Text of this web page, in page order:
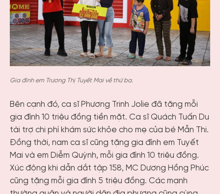
Gia đình em Trương Thị Tuyết Mai về thứ ba.
Bên cạnh đó, ca sĩ Phương Trinh Jolie đã tặng mỗi
gia đình 10 triệu đồng tiền mặt. Ca sĩ Quách Tuấn Du
tài trợ chi phí khám sức khỏe cho mẹ của bé Mẫn Thi.
Đồng thời, nam ca sĩ cũng tặng gia đình em Tuyết
Mai và em Diễm Quỳnh, mỗi gia đình 10 triệu đồng.
Xúc động khi dẫn dắt tập 158, MC Dương Hồng Phúc
cũng tặng mỗi gia đình 5 triệu đồng. Các mạnh